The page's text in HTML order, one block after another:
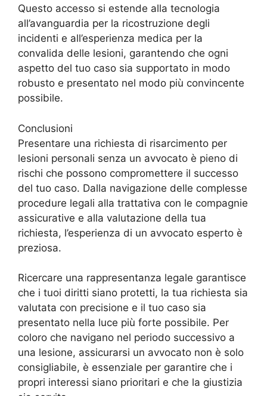
Questo accesso si estende alla tecnologia
all’avanguardia per la ricostruzione degli
incidenti e all’esperienza medica per la
convalida delle lesioni, garantendo che ogni
aspetto del tuo caso sia supportato in modo
robusto e presentato nel modo più convincente
possibile.
Conclusioni
Presentare una richiesta di risarcimento per
lesioni personali senza un avvocato è pieno di
rischi che possono compromettere il successo
del tuo caso. Dalla navigazione delle complesse
procedure legali alla trattativa con le compagnie
assicurative e alla valutazione della tua
richiesta, l’esperienza di un avvocato esperto è
preziosa.
Ricercare una rappresentanza legale garantisce
che i tuoi diritti siano protetti, la tua richiesta sia
valutata con precisione e il tuo caso sia
presentato nella luce più forte possibile. Per
coloro che navigano nel periodo successivo a
una lesione, assicurarsi un avvocato non è solo
consigliabile, è essenziale per garantire che i
propri interessi siano prioritari e che la giustizia